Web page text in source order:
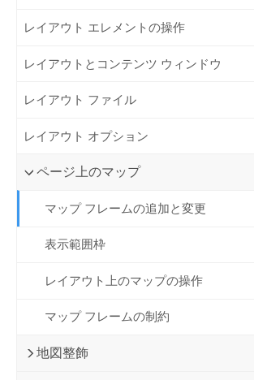
レイアウト エレメントの操作
レイアウトとコンテンツ ウィンドウ
レイアウト ファイル
レイアウト オプション
ページ上のマップ
マップ フレームの追加と変更
表示範囲枠
レイアウト上のマップの操作
マップ フレームの制約
地図整飾